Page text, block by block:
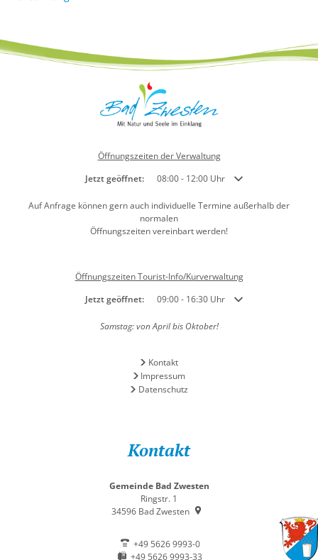
Öffnungszeiten der Verwaltung
Klicken, um weitere Öffnungs- oder Schließzeiten
Jetzt geöffnet: 08:00- 12:00 Uhr Von 08:00 bis 12:00 Uhr
Auf Anfrage können gern auch individuelle Termine außerhalb der
normalen
Öffnungszeiten vereinbart werden!
Öffnungszeiten Tourist-Info/Kurverwaltung
Klicken, um weitere Öffnungs- oder Schließzeiten
Jetzt geöffnet: 09:00- 16:30 Uhr Von 09:00 bis 16:30 Uhr
Samstag: von April bis Oktober!
Kontakt
Impressum
Datenschutz
Kontakt
Gemeinde Bad Zwesten
Ringstr. 1
34596 Bad Zwesten
+49 5626 9993-0
+49 5626 9993-33